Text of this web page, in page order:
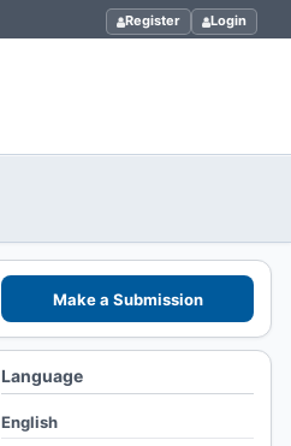
Register Login
Make a Submission
Language
English